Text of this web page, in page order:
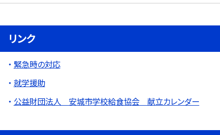
リンク
緊急時の対応
就学援助
公益財団法人 安城市学校給食協会 献立カレンダー